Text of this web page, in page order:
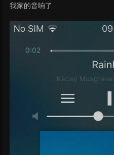
我家的音响了